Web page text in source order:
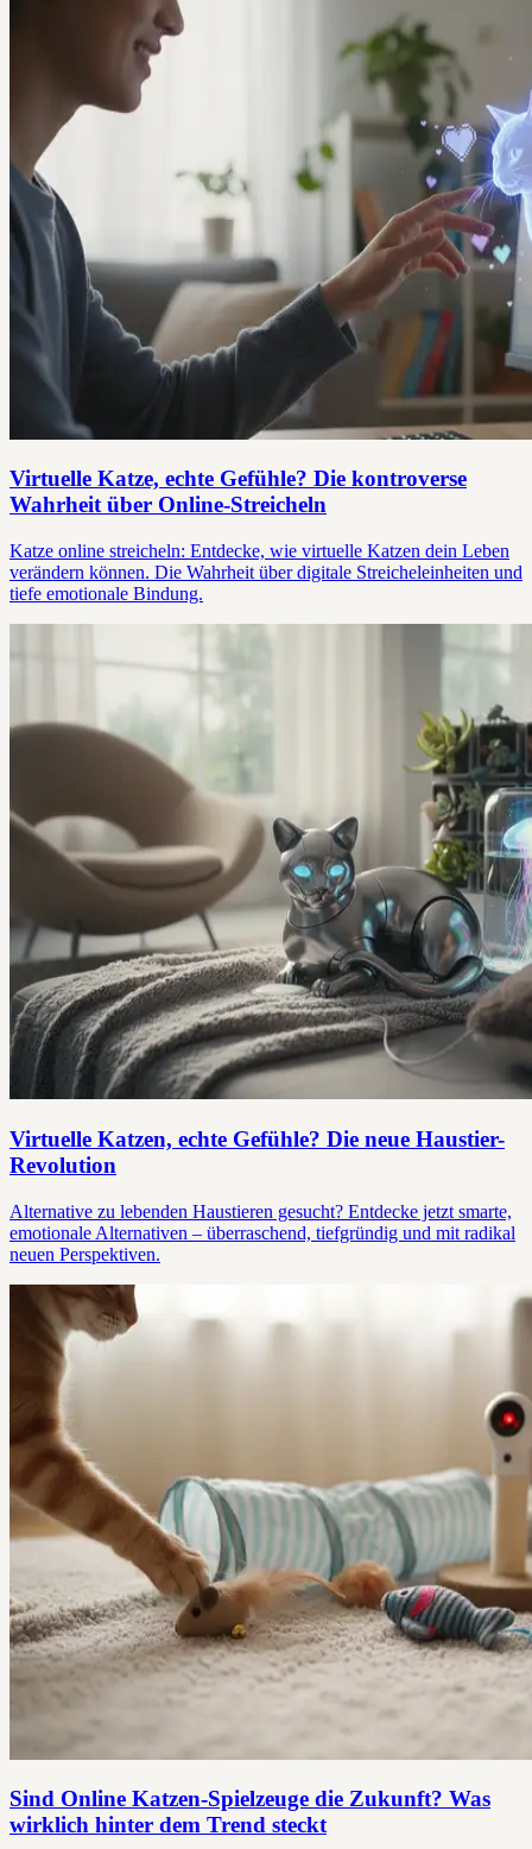
Virtuelle Katze, echte Gefühle? Die kontroverse
Wahrheit über Online-Streicheln
Katze online streicheln: Entdecke, wie virtuelle Katzen dein Leben
verändern können. Die Wahrheit über digitale Streicheleinheiten und
tiefe emotionale Bindung.
Virtuelle Katzen, echte Gefühle? Die neue Haustier-
Revolution
Alternative zu lebenden Haustieren gesucht? Entdecke jetzt smarte,
emotionale Alternativen – überraschend, tiefgründig und mit radikal
neuen Perspektiven.
Sind Online Katzen-Spielzeuge die Zukunft? Was
wirklich hinter dem Trend steckt